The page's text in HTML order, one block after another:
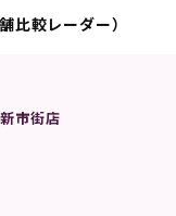
比較レーダー）
市街店